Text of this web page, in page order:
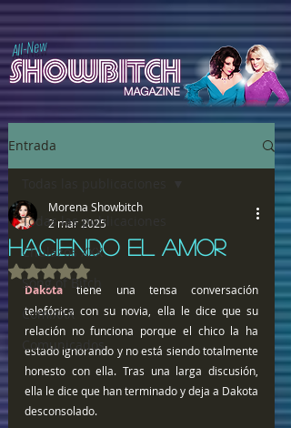
All-New
Entrada
Todas las publicaciones
Chulazos XXX
Song of Bitch
ComiXXX
Comunicados
HACIENDO EL AMOR
Morena Showbitch
2 mar 2025
Obtuvo NaN de 5 estrellas.
Dakota tiene una tensa conversación
telefónica con su novia, ella le dice que su
relación no funciona porque el chico la ha
estado ignorando y no está siendo totalmente
honesto con ella. Tras una larga discusión,
ella le dice que han terminado y deja a Dakota
desconsolado.